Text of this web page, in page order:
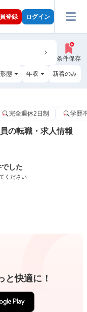
登録 ログイン
条件保存
態 年収 新着のみ
完全週休2日制 学歴
の転職・求人情報
した
ください
と快適に！